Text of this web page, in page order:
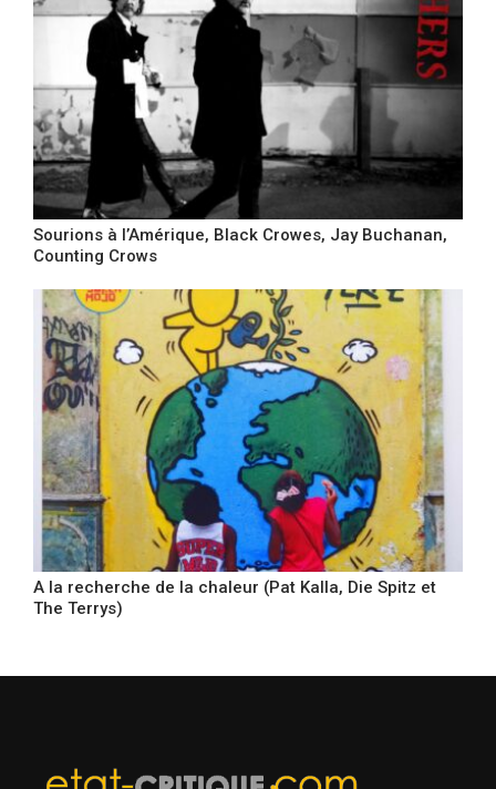
Sourions à l’Amérique, Black Crowes, Jay Buchanan,
Counting Crows
A la recherche de la chaleur (Pat Kalla, Die Spitz et
The Terrys)